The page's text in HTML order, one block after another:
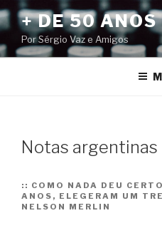
Pular
para
o
conteúdo
+ DE 50 ANOS
Por Sérgio Vaz e Amigos
Notas argentinas
:: COMO NADA DEU
ANOS, ELEGERAM UM
NELSON MERLIN